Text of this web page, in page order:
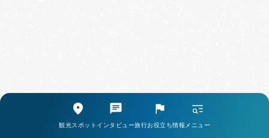
海が見える公園「メリケンパーク」の魅力
観光スポット インタビュー旅行お役立ち情報 メニュー